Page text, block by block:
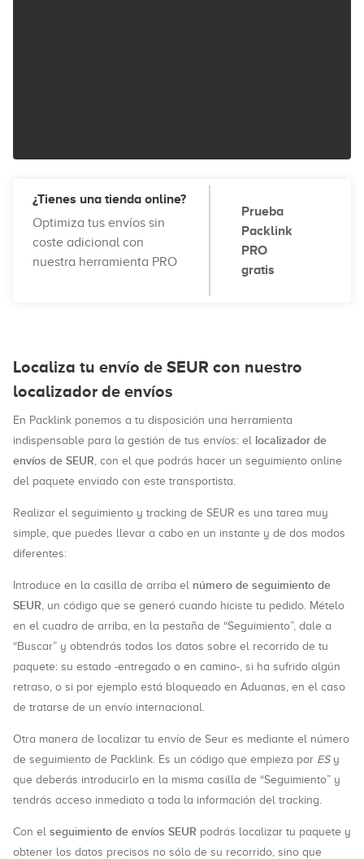
¿Tienes una tienda online?
Optimiza tus envíos sin
coste adicional con
nuestra herramienta PRO
Prueba
Packlink
PRO
gratis
Localiza tu envío de SEUR con nuestro
localizador de envíos
En Packlink ponemos a tu disposición una herramienta
indispensable para la gestión de tus envíos: el localizador de
envíos de SEUR, con el que podrás hacer un seguimiento online
del paquete enviado con este transportista.
Realizar el seguimiento y tracking de SEUR es una tarea muy
simple, que puedes llevar a cabo en un instante y de dos modos
diferentes:
Introduce en la casilla de arriba el número de seguimiento de
SEUR, un código que se generó cuando hiciste tu pedido. Mételo
en el cuadro de arriba, en la pestaña de “Seguimiento”, dale a
“Buscar” y obtendrás todos los datos sobre el recorrido de tu
paquete: su estado -entregado o en camino-, si ha sufrido algún
retraso, o si por ejemplo está bloqueado en Aduanas, en el caso
de tratarse de un envío internacional.
Otra manera de localizar tu envío de Seur es mediante el número
de seguimiento de Packlink. Es un código que empieza por ESy
que deberás introducirlo en la misma casilla de “Seguimiento” y
tendrás acceso inmediato a toda la información del tracking.
Con el seguimiento de envíos SEUR podrás localizar tu paquete y
obtener los datos precisos no sólo de su recorrido, sino que